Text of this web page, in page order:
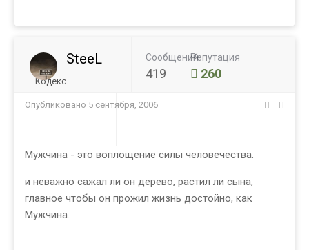
SteeL
Кодекс
Сообщений
419
Репутация
260
Опубликовано 5 сентября, 2006
Мужчина - это воплощение силы человечества.
и неважно сажал ли он дерево, растил ли сына,
главное чтобы он прожил жизнь достойно, как
Мужчина.